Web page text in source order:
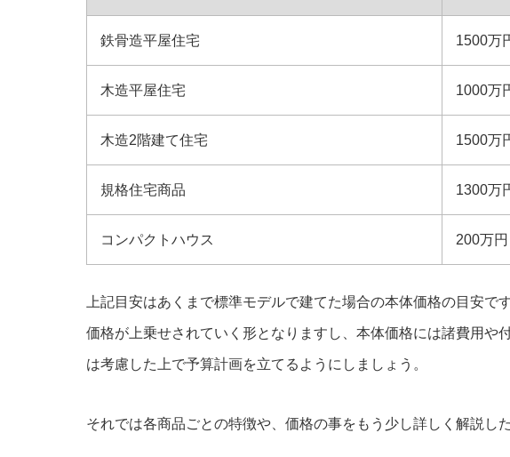
鉄骨造平屋住宅 1500万
木造平屋住宅 1000万
木造2階建て住宅 1500万
規格住宅商品 1300万
コンパクトハウス 200万
上記目安はあくまで標準モデルで建てた場合の本体価格の目安
価格が上乗せされていく形となりますし、本体価格には諸費用や
は考慮した上で予算計画を立てるようにしましょう。
それでは各商品ごとの特徴や、価格の事をもう少し詳しく解説し